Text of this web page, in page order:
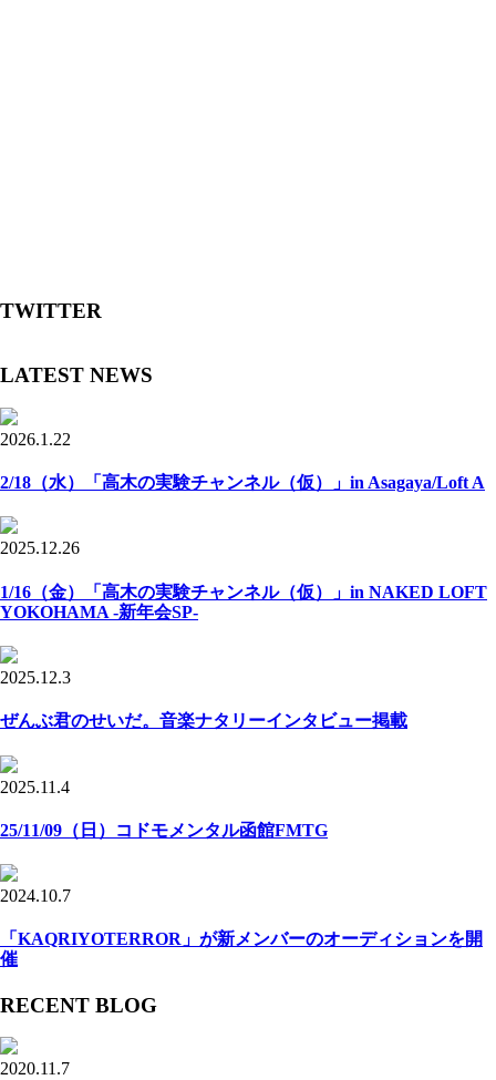
TWITTER
LATEST NEWS
2026.1.22
2/18（水）「高木の実験チャンネル（仮）」in Asagaya/Loft A
2025.12.26
1/16（金）「高木の実験チャンネル（仮）」in NAKED LOFT
YOKOHAMA -新年会SP-
2025.12.3
ぜんぶ君のせいだ。音楽ナタリーインタビュー掲載
2025.11.4
25/11/09（日）コドモメンタル函館FMTG
2024.10.7
「KAQRIYOTERROR」が新メンバーのオーディションを開
催
RECENT BLOG
2020.11.7